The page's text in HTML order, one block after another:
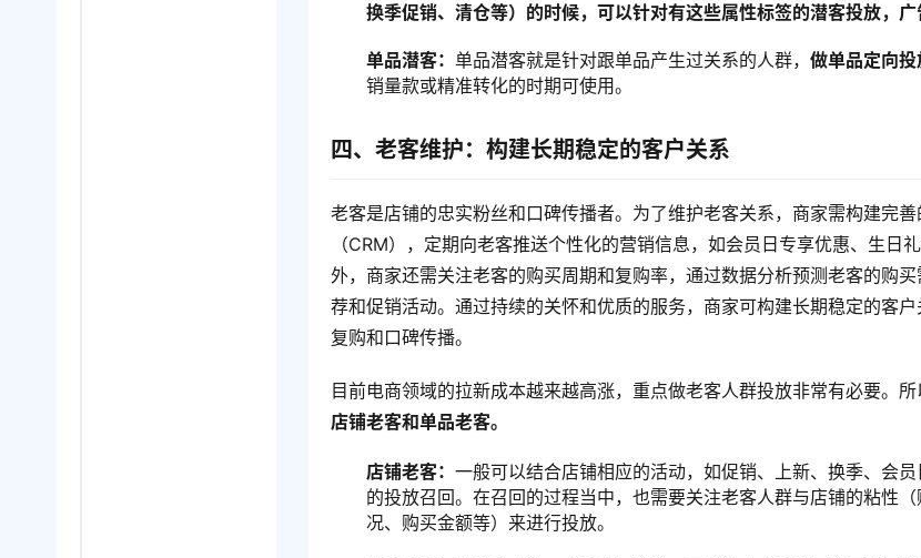
换季促销、清仓等）的时候，可以针对有这些属性标签的潜客投放，广
单品潜客：单品潜客就是针对跟单品产生过关系的人群，做单品定向投
销量款或精准转化的时期可使用。
四、老客维护：构建长期稳定的客户关系
老客是店铺的忠实粉丝和口碑传播者。为了维护老客关系，商家需构建完
（CRM），定期向老客推送个性化的营销信息，如会员日专享优惠、生日
外，商家还需关注老客的购买周期和复购率，通过数据分析预测老客的购
荐和促销活动。通过持续的关怀和优质的服务，商家可构建长期稳定的客
复购和口碑传播。
目前电商领域的拉新成本越来越高涨，重点做老客人群投放非常有必要。
店铺老客和单品老客。
店铺老客：一般可以结合店铺相应的活动，如促销、上新、换季、会
的投放召回。在召回的过程当中，也需要关注老客人群与店铺的粘性
况、购买金额等）来进行投放。